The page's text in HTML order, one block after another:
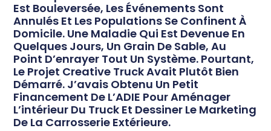
Est Bouleversée, Les Événements Sont
Annulés Et Les Populations Se Confinent À
Domicile. Une Maladie Qui Est Devenue En
Quelques Jours, Un Grain De Sable, Au
Point D’enrayer Tout Un Système. Pourtant,
Le Projet Creative Truck Avait Plutôt Bien
Démarré. J’avais Obtenu Un Petit
Financement De L’ADIE Pour Aménager
L’intérieur Du Truck Et Dessiner Le Marketing
De La Carrosserie Extérieure.